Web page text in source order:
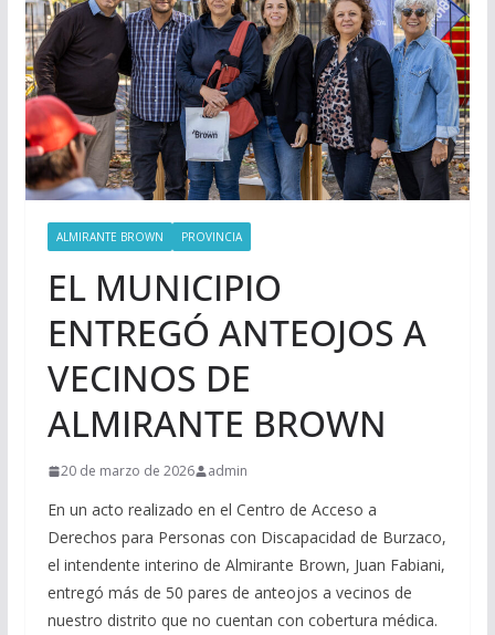
ALMIRANTE BROWN PROVINCIA
EL MUNICIPIO
ENTREGÓ ANTEOJOS A
VECINOS DE
ALMIRANTE BROWN
20 de marzo de 2026 admin
En un acto realizado en el Centro de Acceso a
Derechos para Personas con Discapacidad de Burzaco,
el intendente interino de Almirante Brown, Juan Fabiani,
entregó más de 50 pares de anteojos a vecinos de
nuestro distrito que no cuentan con cobertura médica.